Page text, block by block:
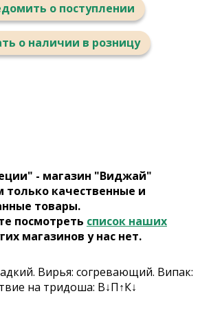
о поступлении
о наличии в розницу
- магазин "Виджай"
только качественные и
товары.
посмотреть список наших
магазинов у нас нет.
Вирья: согревающий. Випак:
на тридоша: В↓П↑К↓